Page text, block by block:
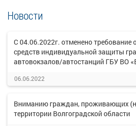
Новости
С 04.06.2022г. отменено требование
средств индивидуальной защиты
автовокзалов/автостанций ГБУ ВО
06.06.2022
Вниманию граждан, проживающих
территории Волгоградской области